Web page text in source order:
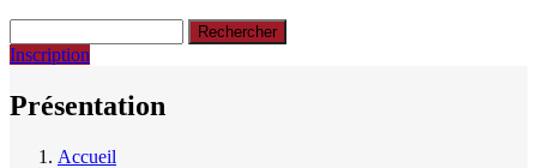
Inscription
Présentation
Accueil